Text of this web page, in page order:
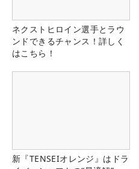
ネクストヒロイン選手とラウ
ンドできるチャンス！詳しく
はこちら！
新『TENSEIオレンジ』はドラ